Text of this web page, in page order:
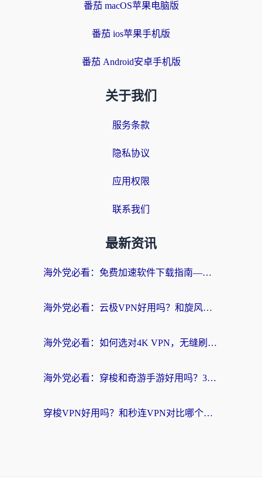
番茄 macOS苹果电脑版
番茄 ios苹果手机版
番茄 Android安卓手机版
关于我们
服务条款
隐私协议
应用权限
联系我们
最新资讯
海外党必看：免费加速软件下载指南——无缝访问国内资源的正确打开方式
海外党必看：云极VPN好用吗？和旋风VPN对比哪个回国效果更好？附真实体验+选择攻略
海外党必看：如何选对4K VPN，无缝刷国内剧听网易云？
海外党必看：穿梭和奇游手游好用吗？3步选对回国加速器，流畅看CCTV5海外直播
穿梭VPN好用吗？和秒连VPN对比哪个回国效果更好？海外党亲测实用指南